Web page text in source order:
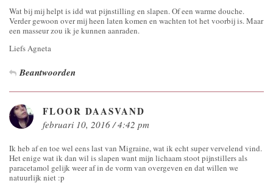
Wat bij mij helpt is idd wat pijnstilling en slapen. Of een warme douche.
Verder gewoon over mij heen laten komen en wachten tot het voorbij is. Maar
een masseur zou ik je kunnen aanraden.
Liefs Agneta
Beantwoorden
FLOOR DAASVAND
februari 10, 2016 / 4:42 pm
Ik heb af en toe wel eens last van Migraine, wat ik echt super vervelend vind.
Het enige wat ik dan wil is slapen want mijn lichaam stoot pijnstillers als
paracetamol gelijk weer af in de vorm van overgeven en dat willen we
natuurlijk niet :p